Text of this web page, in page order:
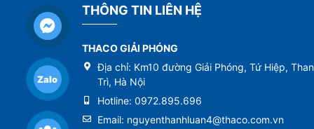
THÔNG TIN LIÊN HỆ
THACO GIẢI PHÓNG
Địa chỉ: Km10 đường Giải Phóng, Tứ Hiệp,
Trì, Hà Nội
Hotline: 0972.895.696
Email: nguyenthanhluan4@thaco.com.vn
Zalo